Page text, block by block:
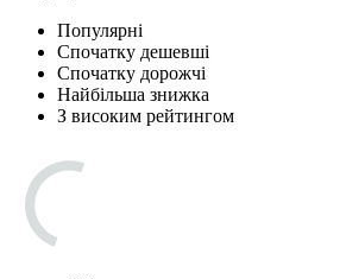
Популярні
Спочатку дешевші
Спочатку дорожчі
Найбільша знижка
З високим рейтингом